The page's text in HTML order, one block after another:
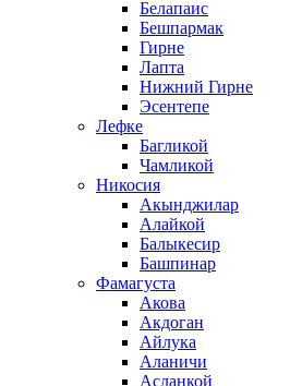
Белапаис
Бешпармак
Гирне
Лапта
Нижний Гирне
Эсентепе
Лефке
Багликой
Чамликой
Никосия
Акынджилар
Алайкой
Балыкесир
Башпинар
Фамагуста
Акова
Акдоган
Айлука
Аланичи
Асланкой